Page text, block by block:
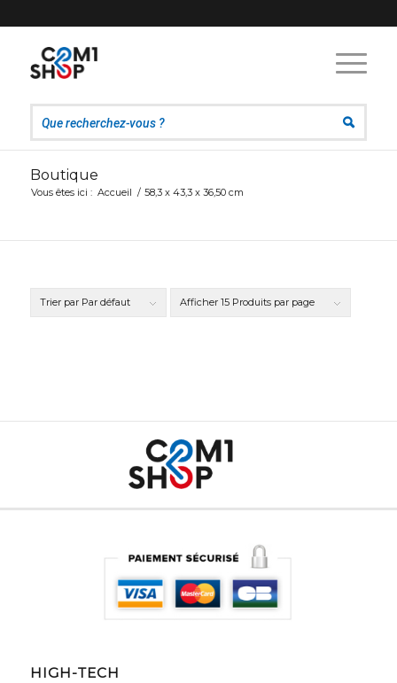
Boutique
Vous êtes ici : Accueil / 58,3 x 43,3 x 36,50 cm
Trier par Par défaut Afficher 15 Produits par page
HIGH-TECH